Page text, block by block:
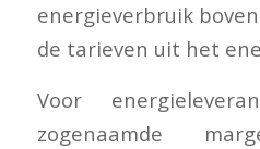
energieverbruik
de tarieven uit het
Voor
zogenaamde